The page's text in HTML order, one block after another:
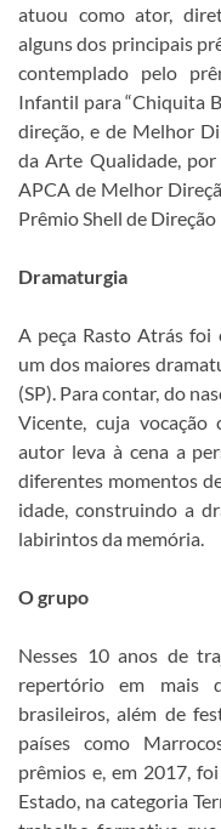
atuou como ator,
alguns dos principais
contemplado pelo
Infantil para “Chiquita
direção, e de Melhor
da Arte Qualidade,
APCA de Melhor
Prêmio Shell de
Dramaturgia
A peça Rasto Atrás foi
um dos maiores
(SP). Para contar, do
Vicente, cuja
autor leva à cena a
diferentes momentos
idade, construindo a
labirintos da memória.
O grupo
Nesses 10 anos de
repertório em mais
brasileiros, além de
países como
prêmios e, em 2017,
Estado, na categoria